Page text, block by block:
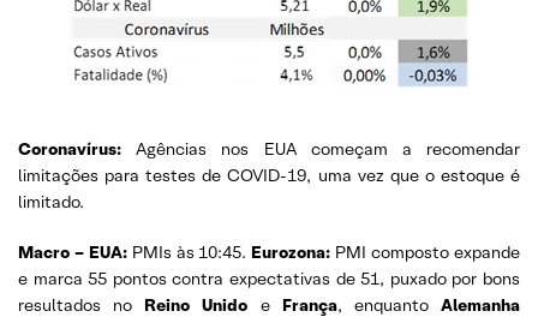
Coronavírus:Agências nos EUA começam a recomendar
limitações para testes de COVID-19, uma vez que o estoque é
limitado.
Macro – EUA: PMIs às 10:45. Eurozona: PMI composto expande
e marca 55 pontos contra expectativas de 51, puxado por bons
resultados no Reino Unido e França, enquantoAlemanha